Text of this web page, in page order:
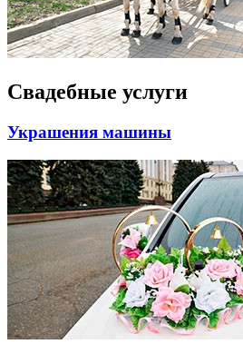
Свадебные услуги
Украшения машины